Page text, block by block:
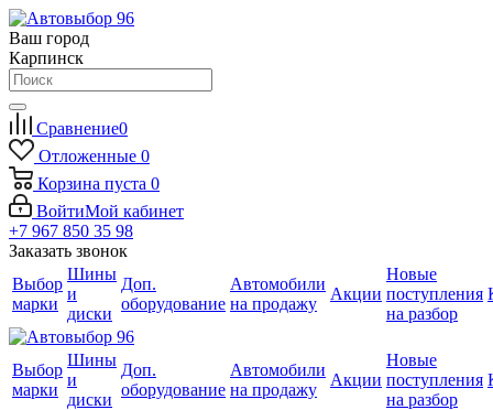
Ваш город
Карпинск
Сравнение0
Отложенные 0
Корзина пуста 0
ВойтиМой кабинет
+7 967 850 35 98
Заказать звонок
Выбор
марки
Шины
и
диски
Доп.
оборудование
Автомобили
на продажу
Акции
Новые
поступления
на разбор
Выбор
марки
Шины
и
диски
Доп.
оборудование
Автомобили
на продажу
Акции
Новые
поступления
на разбор